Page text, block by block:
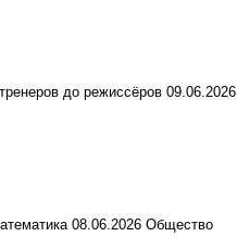
до режиссёров 09.06.2026
08.06.2026 Общество